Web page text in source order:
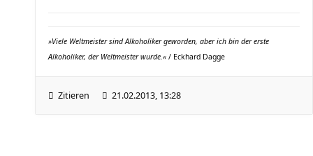
»Viele Weltmeister sind Alkoholiker geworden, aber ich bin der erste
Alkoholiker, der Weltmeister wurde.« / Eckhard Dagge
Zitieren 21.02.2013, 13:28